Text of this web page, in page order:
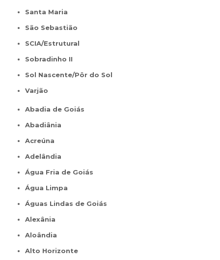
Santa Maria
São Sebastião
SCIA/Estrutural
Sobradinho II
Sol Nascente/Pôr do Sol
Varjão
Abadia de Goiás
Abadiânia
Acreúna
Adelândia
Água Fria de Goiás
Água Limpa
Águas Lindas de Goiás
Alexânia
Aloândia
Alto Horizonte